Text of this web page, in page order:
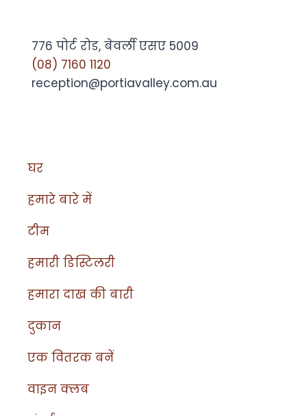
776 पोर्ट रोड, बेवर्ली एसए 5009
(08) 7160 1120
reception@portiavalley.com.au
घर
हमारे बारे में
टीम
हमारी डिस्टिलरी
हमारा दाख की बारी
दुकान
एक वितरक बनें
वाइन क्लब